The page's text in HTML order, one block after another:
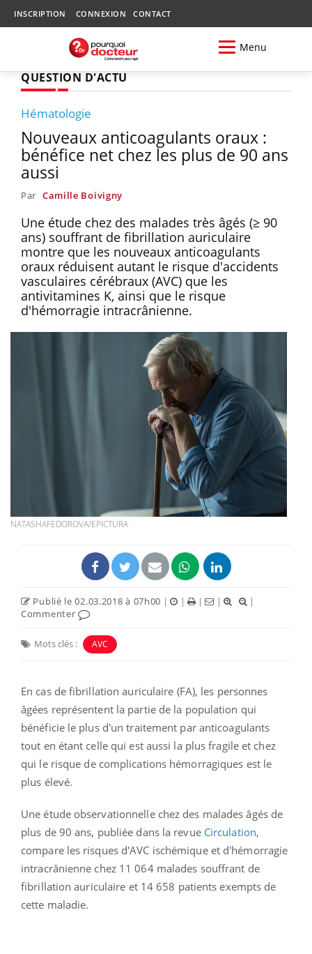
INSCRIPTION CONNEXION CONTACT
Menu
QUESTION D'ACTU
Hématologie
Nouveaux anticoagulants oraux :
bénéfice net chez les plus de 90 ans
aussi
Par Camille Boivigny
Une étude chez des malades très âgés (≥ 90
ans) souffrant de fibrillation auriculaire
montre que les nouveaux anticoagulants
oraux réduisent autant le risque d'accidents
vasculaires cérébraux (AVC) que les
antivitamines K, ainsi que le risque
d'hémorragie intracrânienne.
NATASHAFEDOROVA/EPICTURA
Publié le 02.03.2018 à 07h00 | | | |
|
Commenter
Mots clés : AVC
En cas de fibrillation auriculaire (FA), les personnes
âgées représentent la partie de la population qui
bénéficie le plus d'un traitement par anticoagulants
tout en étant celle qui est aussi la plus fragile et chez
qui le risque de complications hémorragiques est le
plus élevé.
Une étude observationnelle chez des malades âgés de
plus de 90 ans, publiée dans la revue Circulation,
compare les risques d'AVC ischémique et d'hémorragie
intracrânienne chez 11 064 malades souffrant de
fibrillation auriculaire et 14 658 patients exempts de
cette maladie.